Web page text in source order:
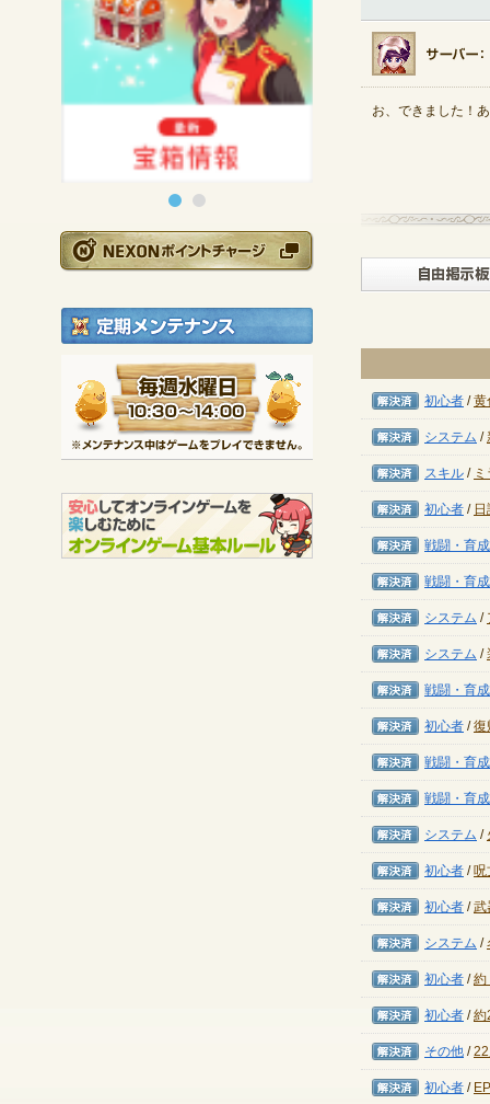
※メンテナンス中は
お、できました！
解決済み
初心者 /黄
解決済み
システム /
解決済み
スキル /
解決済み
初心者 /
解決済み
戦闘・育成
解決済み
戦闘・育成
解決済み
システム /
解決済み
システム /
解決済み
戦闘・育成
解決済み
初心者 /復
解決済み
戦闘・育成
解決済み
戦闘・育成
解決済み
システム /
解決済み
初心者 /呪
解決済み
初心者 /武
解決済み
システム /
解決済み
初心者 /約
解決済み
初心者 /約
解決済み
その他 /
解決済み
初心者 /